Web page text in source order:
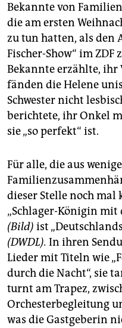
Bekannte von
die am ersten
zu tun hatten, als den
Fischer-Show“ im
Bekannte erzählte, ihr
fänden die Helene
Schwester nicht
berichtete, ihr Onkel
sie „so perfekt“ ist.
Für alle, die aus
dieser Stelle noch mal
„Schlager-Königin
(Bild) ist
(DWDL). In ihren
Lieder mit Titeln wie
durch die Nacht“, sie
turnt am Trapez,
Orchesterbegleitung
was die Gastgeberin